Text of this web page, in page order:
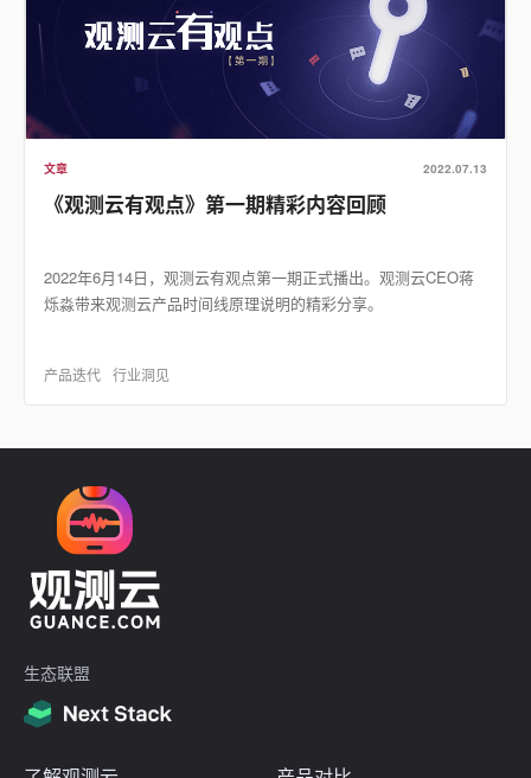
文章 2022.07.13
《观测云有观点》第一期精彩内容回顾
2022年6月14日，观测云有观点第一期正式播出。观测云CEO蒋
烁淼带来观测云产品时间线原理说明的精彩分享。
产品迭代 行业洞见
生态联盟